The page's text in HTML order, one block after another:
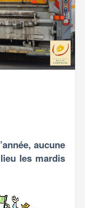
aucune
les mardis